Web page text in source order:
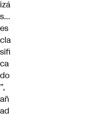
izá
s…
es
cla
sifi
ca
do
”,
añ
ad